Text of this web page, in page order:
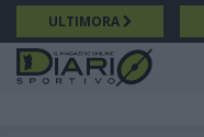
Salta
al
contenuto
principale
ULTIMORA